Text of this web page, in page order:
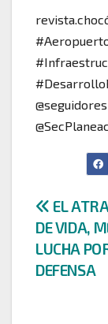
de
EL
DE VIDA,
LUCHA
DEFENSA